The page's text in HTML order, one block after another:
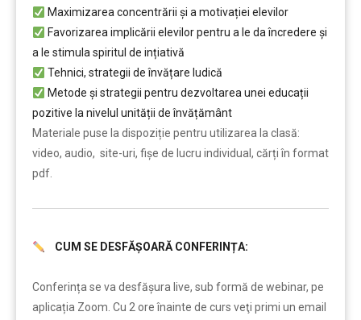
Maximizarea concentrării și a motivației elevilor
Favorizarea implicării elevilor pentru a le da încredere și
a le stimula spiritul de ințiativă
Tehnici, strategii de învățare ludică
Metode și strategii pentru dezvoltarea unei educații
pozitive la nivelul unității de învățământ
Materiale puse la dispoziție pentru utilizarea la clasă:
video, audio, site-uri, fișe de lucru individual, cărți în format
pdf.
CUM SE DESFĂȘOARĂ CONFERINȚA:
Conferința se va desfășura live, sub formă de webinar, pe
aplicația Zoom. Cu 2 ore înainte de curs veţi primi un email